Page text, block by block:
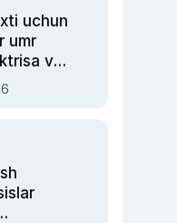
uchun
umr
va